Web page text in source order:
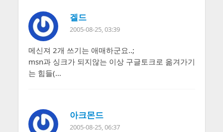
겔드
2005-08-25, 03:39
메신져 2개 쓰기는 애매하군요..;
msn과 싱크가 되지않는 이상 구글토크로 옮겨가기
는 힘들(…
아크몬드
2005-08-25, 06:37